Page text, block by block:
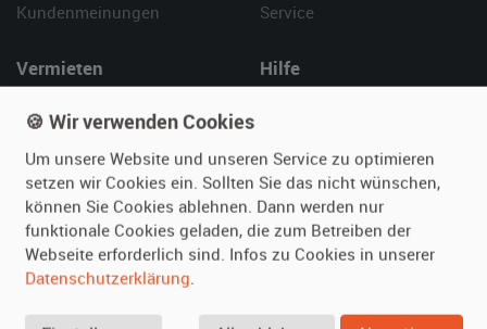
Kundenmeinungen
Service
Vermieten
Fotos senden
Fragen für Vermieter
Inserat verwalten
Hilfe
Kontakt
SPECIAL
Berühmte Filmautos –
🍪 Wir verwenden Cookies
Um unsere Website und unseren Service zu optimieren
setzen wir Cookies ein. Sollten Sie das nicht wünschen,
können Sie Cookies ablehnen. Dann werden nur
funktionale Cookies geladen, die zum Betreiben der
Webseite erforderlich sind. Infos zu Cookies in unserer
Datenschutzerklärung.